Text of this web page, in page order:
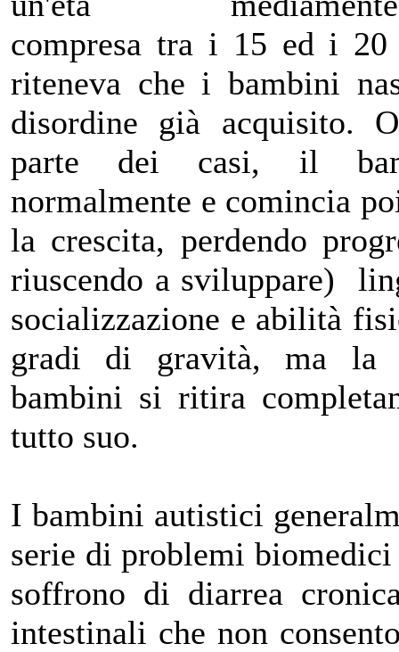
compresa tra i 15 ed i 20
riteneva che i bambini
disordine già acquisito.
parte dei casi, il
normalmente e comincia
la crescita, perdendo
riuscendo a sviluppare)
socializzazione e abilità
gradi di gravità, ma la
bambini si ritira
tutto suo.
I bambini autistici
serie di problemi
soffrono di diarrea
intestinali che non